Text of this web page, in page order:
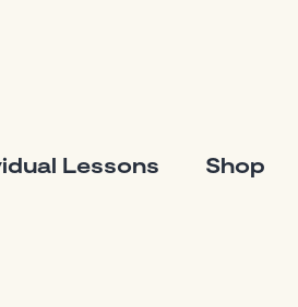
Lessons Shop